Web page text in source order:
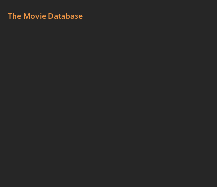
The Movie Database